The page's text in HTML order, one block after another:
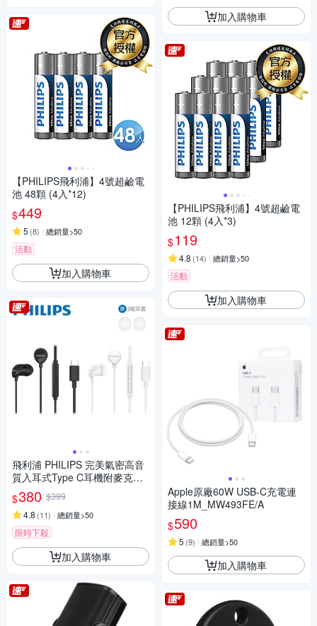
【PHILIPS飛利浦】4號超鹼電
池 48顆 (4入*12)
$449
5 (8) 總銷量>50
活動
加入購物車
飛利浦 PHILIPS 完美氣密高音
質入耳式Type C耳機附麥克風-
TAE2146
$380 $399
4.8 (11) 總銷量>50
限時下殺
加入購物車
加入購物車
【PHILIPS飛利浦】4號超鹼電
池 12顆 (4入*3)
$119
4.8 (14) 總銷量>50
活動
加入購物車
Apple原廠60W USB-C充電連
接線1M_MW493FE/A
$590
5 (9) 總銷量>50
加入購物車